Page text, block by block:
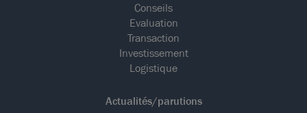
Conseils
Evaluation
Transaction
Investissement
Logistique
Actualités/parutions